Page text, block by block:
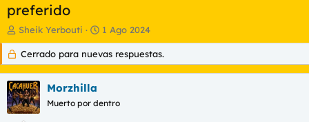
preferido
I
n
c
i
a
d
o
Sheik Yerbouti
F
e
c
h
e
1 Ago 2024
Cerrado para nuevas respuestas.
Morzhilla
Muerto por dentro